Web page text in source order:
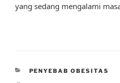
yang sedang mengalami
CATEGORIES
PENYEBAB OBESITAS